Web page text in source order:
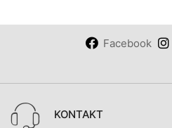
Facebook
KONTAKT